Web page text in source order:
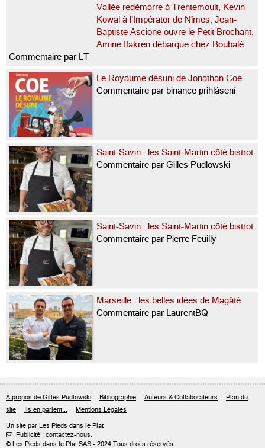
Vallée redémarre à Trentemoult, Kevin
Kowal à l’Impérator de Nîmes, Jean-
Baptiste Ascione ouvre le Petit Brochant,
Amine Ifakren débarque chez Boubalé
Commentaire par LT
Le Royaume désuni de Jonathan Coe
Commentaire par binance prihlásení
Saint-Savin : les Saint-Martin côté bistrot
Commentaire par Gilles Pudlowski
Saint-Savin : les Saint-Martin côté bistrot
Commentaire par Pierre Feuilly
Marseille : les belles idées de Magâté
Commentaire par LaurentBQ
A propos de Gilles Pudlowski Bibliographie Auteurs & Collaborateurs
Plan du
site
Ils en parlent... Mentions Légales
Un site par Les Pieds dans le Plat
 Publicité : contactez-nous.
© Les Pieds dans le Plat SAS - 2024 Tous droits réservés